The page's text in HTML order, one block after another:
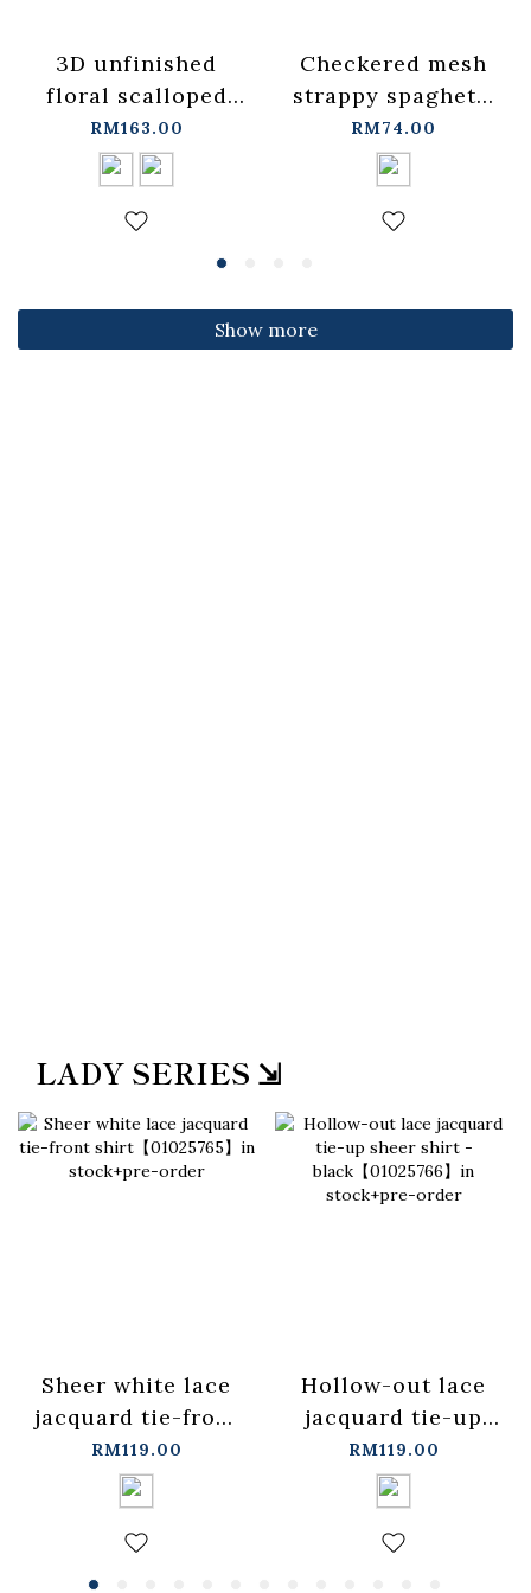
3D unfinished
floral scalloped
jeans, available in
two colors, sizes
S/M/L.
【04011891】in
stock+pre-order
RM163.00
Checkered mesh
strappy spaghetti
strap cover-up
vest -
blue【01099697】
in stock+pre-order
RM74.00
Show more
LADY SERIES ⇲
Sheer white lace
jacquard tie-front
shirt【01025765】
in stock+pre-order
RM119.00
Hollow-out lace
jacquard tie-up
sheer shirt -
black【01025766】
in stock+pre-order
RM119.00